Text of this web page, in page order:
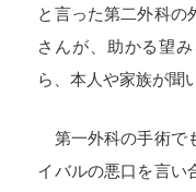
と言った第二外科の
さんが、助かる望
ら、本人や家族が聞
第一外科の手術で
イバルの悪口を言い